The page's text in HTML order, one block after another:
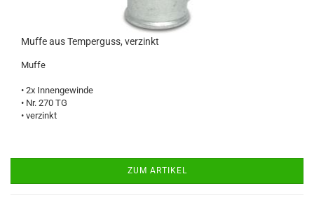
Muffe aus Temperguss, verzinkt
Muffe
• 2x Innengewinde
• Nr. 270 TG
• verzinkt
ZUM ARTIKEL